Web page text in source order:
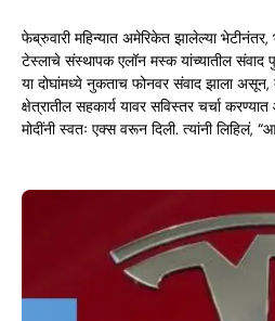
फेब्रुवारी महिन्यात अमेरिकेत झालेल्या
टेस्लाचे संस्थापक एलॉन मस्क यांच्यातील संवाद
या दोघांमध्ये नुकताच फोनवर संवाद झाला असून,
क्षेत्रातील सहकार्य यावर सविस्तर चर्चा
मोदींनी स्वतः एक्स वरून दिली. त्यांनी लिहिलं,